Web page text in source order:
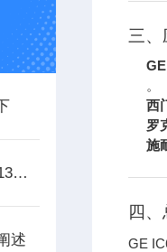
定期维护保养可确保1756-A13数字量输出模块的正常运行
述
三、
。
西
罗
施
四
GE